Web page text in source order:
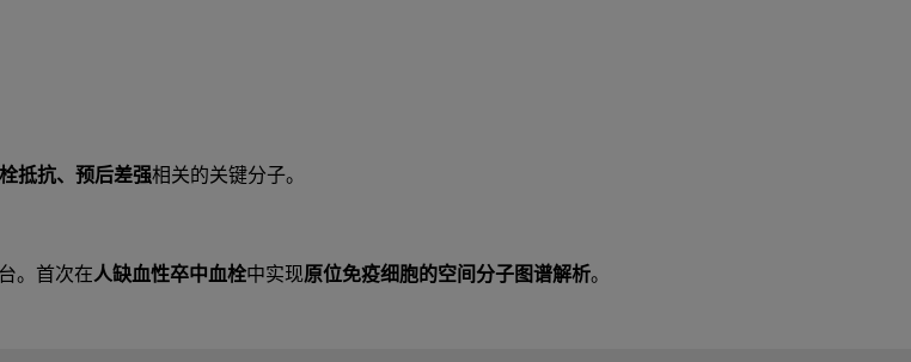
抵抗、预后差强相关的关键分子。
。首次在人缺血性卒中血栓中实现原位免疫细胞的空间分子图谱解析。